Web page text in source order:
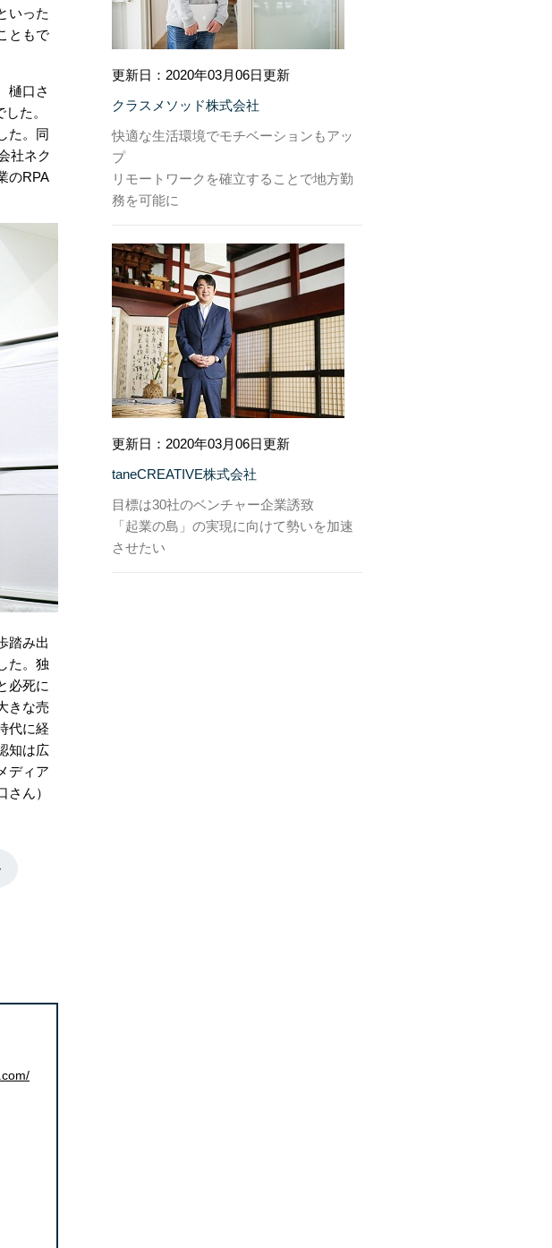
いった
ともで
樋口さ
た。
た。同
社ネク
のRPA
踏み出
た。独
必死に
きな売
代に経
知は広
ディア
ん）
更新日：2020年03月06日更新
クラスメソッド株式会社
快適な生活環境でモチベーションもアッ
プ
リモートワークを確立することで地方勤
務を可能に
更新日：2020年03月06日更新
taneCREATIVE株式会社
目標は30社のベンチャー企業誘致
「起業の島」の実現に向けて勢いを加速
させたい